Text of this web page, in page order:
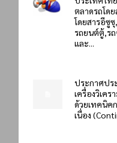
ตลาดรถโด
โดยสารอีซูซุ
รถยนต์ตู้,ร
และ...
ประกาศปร
เครื่องวิเค
ด้วยเทคนิค
เนื่อง